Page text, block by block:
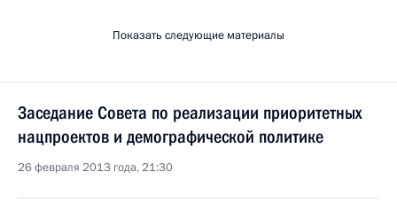
Показать следующие материалы
Заседание Совета по реализации приоритетных
нацпроектов и демографической политике
26 февраля 2013 года, 21:30